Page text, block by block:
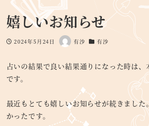
嬉しいお知らせ
投稿日
2024年5月24日
著
有沙
カテゴリー
有沙
占いの結果で良い結果通りになった時は、
です。
最近もとても嬉しいお知らせが続きました
かったです。